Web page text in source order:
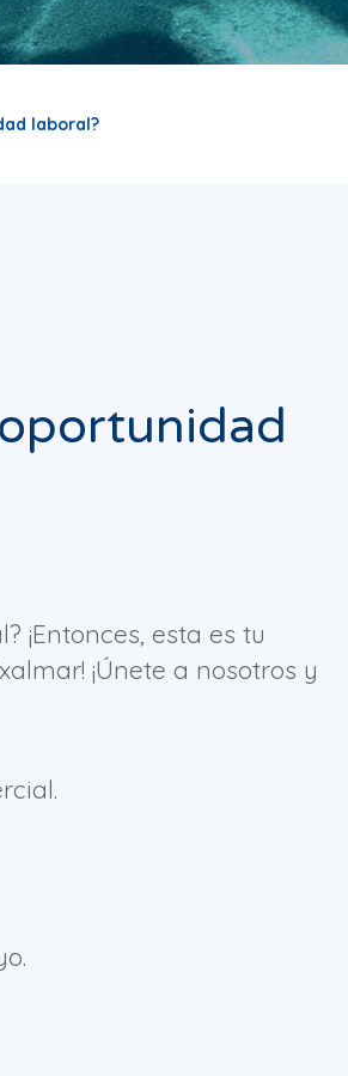
laboral?
¡Entonces, esta es tu
¡Únete a nosotros y